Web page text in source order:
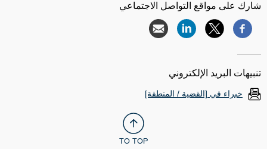
شارك على مواقع التواصل الاجتماعي
تنبيهات البريد الإلكتروني
خبراء في [القضية / المنطقة]
TO TOP